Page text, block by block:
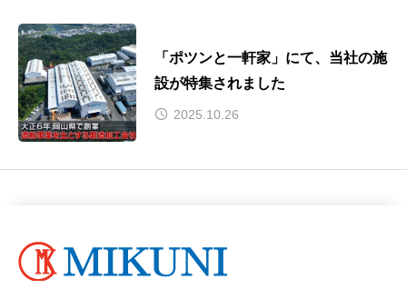
「ポツンと一軒家」にて、当社の施
設が特集されました
2025.10.26